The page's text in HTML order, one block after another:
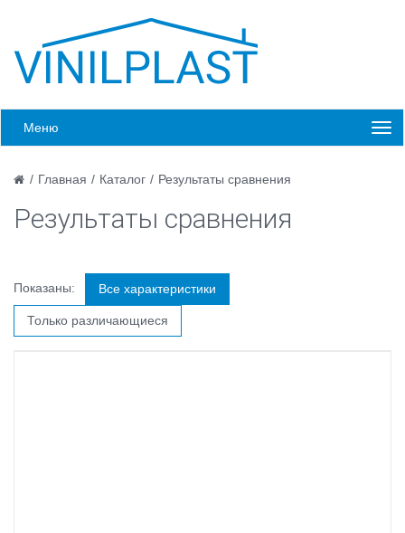
Меню
/ Главная / Каталог / Результаты сравнения
Результаты сравнения
Показаны: Все характеристики
Только различающиеся